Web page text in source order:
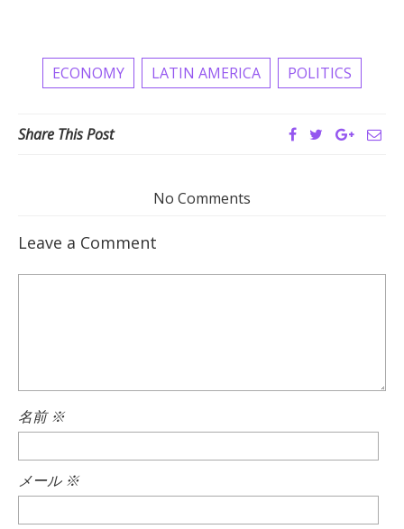
ECONOMY LATIN AMERICA POLITICS
Share This Post
No Comments
Leave a Comment
名前※
メール ※